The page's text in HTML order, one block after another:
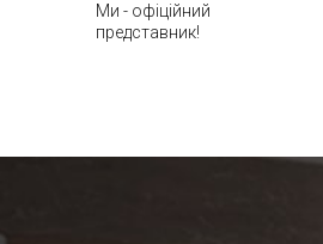
Ми - офіційний
представник!